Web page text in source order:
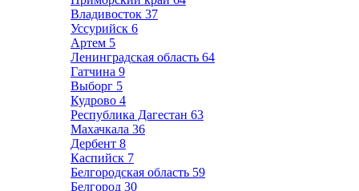
Владивосток 37
Уссурийск 6
Артем 5
Ленинградская область 64
Гатчина 9
Выборг 5
Кудрово 4
Республика Дагестан 63
Махачкала 36
Дербент 8
Каспийск 7
Белгородская область 59
Белгород 30